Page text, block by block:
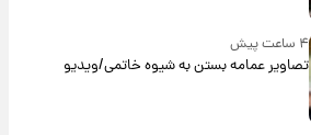
۴ ساعت پیش
تصاویر عمامه بستن به شیوه خاتمی/ویدیو